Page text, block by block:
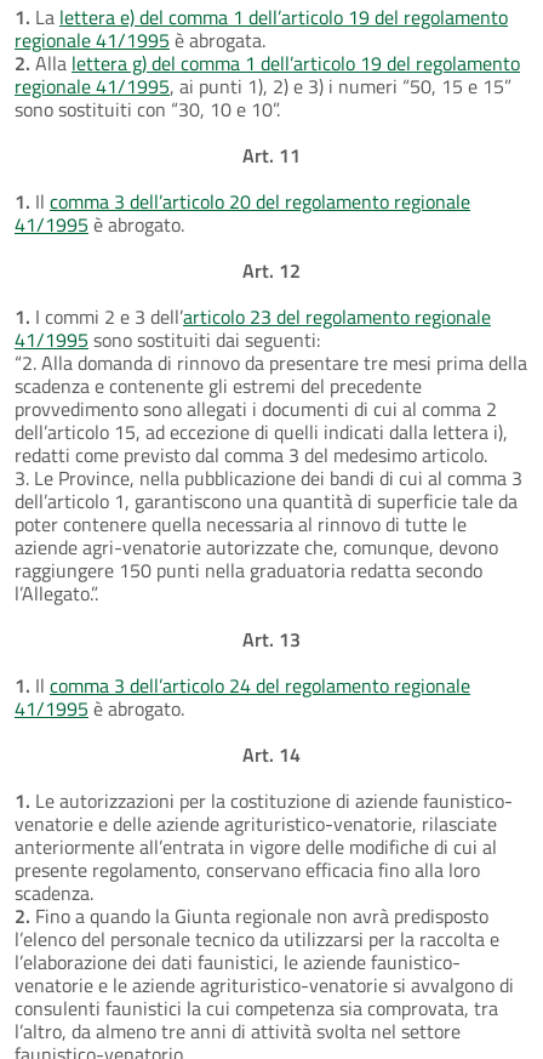
1. La lettera e) del comma 1 dell’articolo 19 del regolamento
regionale 41/1995 è abrogata.
2. Alla lettera g) del comma 1 dell’articolo 19 del regolamento
regionale 41/1995, ai punti 1), 2) e 3) i numeri “50, 15 e 15”
sono sostituiti con “30, 10 e 10”.
Art. 11
1. Il comma 3 dell’articolo 20 del regolamento regionale
41/1995 è abrogato.
Art. 12
1. I commi 2 e 3 dell’articolo 23 del regolamento regionale
41/1995 sono sostituiti dai seguenti:
“2. Alla domanda di rinnovo da presentare tre mesi prima della
scadenza e contenente gli estremi del precedente
provvedimento sono allegati i documenti di cui al comma 2
dell’articolo 15, ad eccezione di quelli indicati dalla lettera i),
redatti come previsto dal comma 3 del medesimo articolo.
3. Le Province, nella pubblicazione dei bandi di cui al comma 3
dell’articolo 1, garantiscono una quantità di superficie tale da
poter contenere quella necessaria al rinnovo di tutte le
aziende agri-venatorie autorizzate che, comunque, devono
raggiungere 150 punti nella graduatoria redatta secondo
l’Allegato.”.
Art. 13
1. Il comma 3 dell’articolo 24 del regolamento regionale
41/1995 è abrogato.
Art. 14
1. Le autorizzazioni per la costituzione di aziende faunistico-
venatorie e delle aziende agrituristico-venatorie, rilasciate
anteriormente all’entrata in vigore delle modifiche di cui al
presente regolamento, conservano efficacia fino alla loro
scadenza.
2. Fino a quando la Giunta regionale non avrà predisposto
l’elenco del personale tecnico da utilizzarsi per la raccolta e
l’elaborazione dei dati faunistici, le aziende faunistico-
venatorie e le aziende agrituristico-venatorie si avvalgono di
consulenti faunistici la cui competenza sia comprovata, tra
l’altro, da almeno tre anni di attività svolta nel settore